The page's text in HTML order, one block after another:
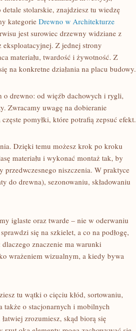
stolarskie, znajdziesz tu wiedzę
kategorie Drewno w Architekturze
jest surowiec drzewny widziane z
Z jednej strony
materiału, twardość i żywotność. Z
na konkretne działania na placu budowy.
o drewno: od więźb dachowych i rygli,
Zwracamy uwagę na dobieranie
pomyłki, które potrafią zepsuć efekt.
Dzięki temu możesz krok po kroku
materiału i wykonać montaż tak, by
niszczenia. W praktyce
do drewna), sezonowaniu, składowaniu
iglaste oraz twarde – nie w oderwaniu
się na szkielet, a co na podłogę,
znaczenie ma warunki
wrażeniem wizualnym, a kiedy bywa
tu wątki o cięciu kłód, sortowaniu,
także o stacjonarnych i mobilnych
zrozumiesz, skąd biorą się